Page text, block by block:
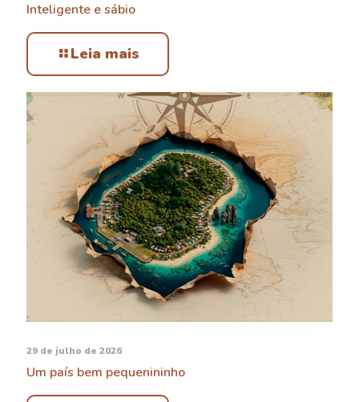
Inteligente e sábio
Leia mais
29 de julho de 2026
Um país bem pequenininho